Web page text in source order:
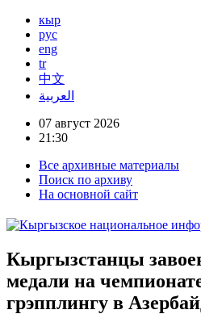
кыр
рус
eng
tr
中文
العربية
07 август 2026
21:30
Все архивные материалы
Поиск по архиву
На основной сайт
Кыргызстанцы
медали на
грэпплингу в